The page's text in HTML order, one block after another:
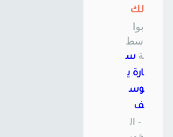
لك
بوا
سط
ة س
ارة ي
وس
ف
- ال